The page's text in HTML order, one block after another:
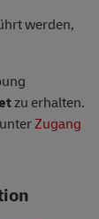
werden,
zu erhalten.
Zugang